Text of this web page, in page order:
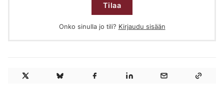
Tilaa
Onko sinulla jo tili? Kirjaudu sisään